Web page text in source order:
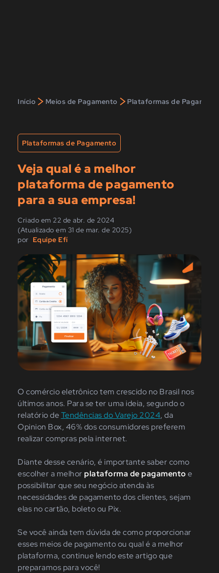
Início > Meios de Pagamento > Plataformas de
Plataformas de Pagamento
Veja qual é a melhor
plataforma de pagamento
para a sua empresa!
Criado em 22 de abr. de 2024
(Atualizado em 31 de mar. de 2025)
por Equipe Efí
O comércio eletrônico tem crescido no Brasil nos
últimos anos. Para se ter uma ideia, segundo o
relatório deTendências do Varejo 2024, da
Opinion Box, 46% dos consumidores preferem
realizar compras pela internet.
Diante desse cenário, é importante saber como
escolher a melhor plataforma de pagamentoe
possibilitar que seu negócio atenda às
necessidades de pagamento dos clientes, sejam
elas no cartão, boleto ou Pix.
Se você ainda tem dúvida de como proporcionar
esses meios de pagamento ou qual é a melhor
plataforma, continue lendo este artigo que
preparamos para você!